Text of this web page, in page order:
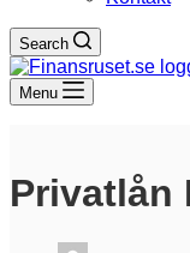
Search
Menu
Privatlån